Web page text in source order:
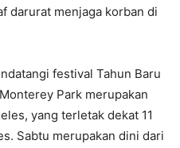
darurat menjaga korban di
festival Tahun Baru
Park merupakan
yang terletak dekat 11
Sabtu merupakan dini dari